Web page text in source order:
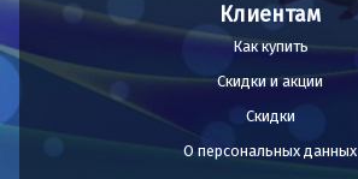
Клиентам
Как купить
Скидки и акции
Скидки
О персональных данных